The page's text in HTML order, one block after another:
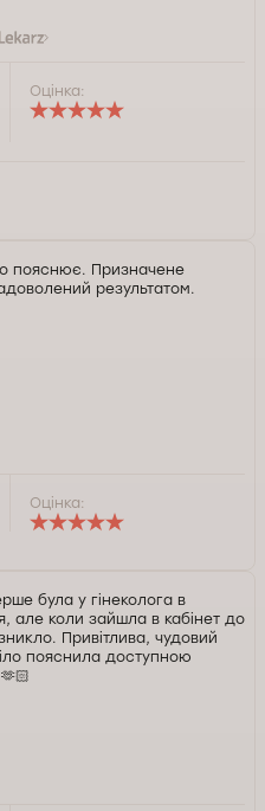
здоровʼя і
Оцінка:
пояснює. Призначене
результатом.
Оцінка:
була у гінеколога в
але коли зайшла в кабінет до
Привітлива, чудовий
пояснила доступною